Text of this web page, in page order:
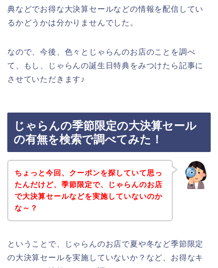
典などでお得な大決算セールなどの情報を配信してい
るかどうかは分かりませんでした。
なので、今後、色々とじゃらんのお店のことを調べ
て、もし、じゃらんの誕生日特典をみつけたら記事に
させていただきます♪
じゃらんの季節限定の大決算セール
の有無を検索で調べてみた！
ちょっと今回、クーポンを探していて思っ
たんだけど、季節限定で、じゃらんのお店
で大決算セールなどを実施していないのか
な～？
ということで、じゃらんのお店で夏や冬など季節限定
の大決算セールを実施していないか？など、お得なキ